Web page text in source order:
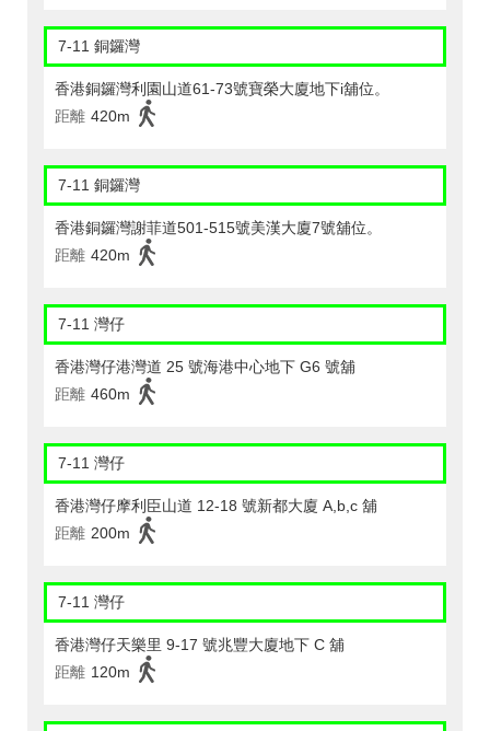
7-11 銅鑼灣
香港銅鑼灣利園山道61-73號寶榮大廈地下i舖位。
距離 420m
7-11 銅鑼灣
香港銅鑼灣謝菲道501-515號美漢大廈7號舖位。
距離 420m
7-11 灣仔
香港灣仔港灣道 25 號海港中心地下 G6 號舖
距離 460m
7-11 灣仔
香港灣仔摩利臣山道 12-18 號新都大廈 A,b,c 舖
距離 200m
7-11 灣仔
香港灣仔天樂里 9-17 號兆豐大廈地下 C 舖
距離 120m